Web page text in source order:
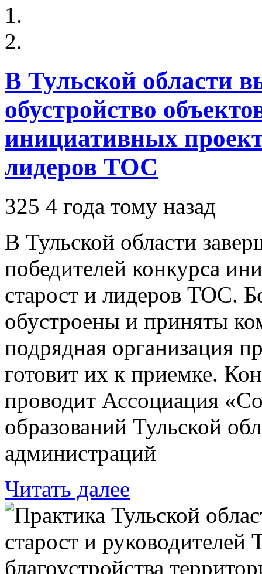
В Тульской области
обустройство
инициативных
лидеров ТОС
325 4 года тому назад
В Тульской области
победителей конкурса
старост и лидеров ТОС.
обустроены и приняты
подрядная организация
готовит их к приемке.
проводит Ассоциация
образований Тульской
администраций
Читать далее